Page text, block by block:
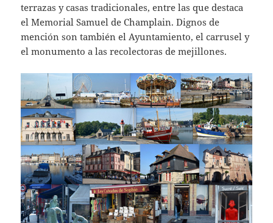
terrazas y casas tradicionales, entre las que destaca
el Memorial Samuel de Champlain. Dignos de
mención son también el Ayuntamiento, el carrusel y
el monumento a las recolectoras de mejillones.